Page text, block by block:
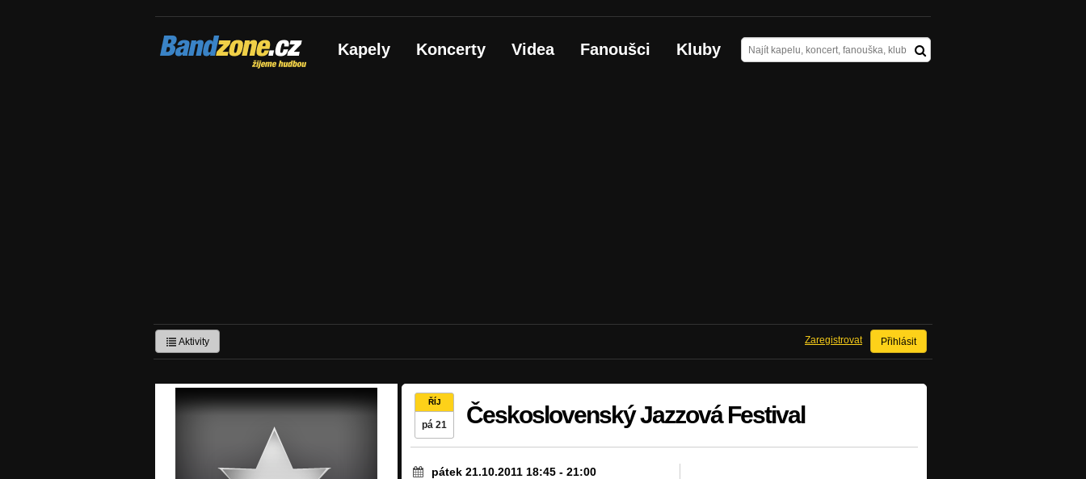
Bandzone.cz
žijeme hudbou Kapely Koncerty Videa Fanoušci Kluby
Aktivity Přihlásit
Zaregistrovat
ŘÍJ
pá 21 Československý Jazzová Festival
pátek 21.10.2011 18:45 - 21:00